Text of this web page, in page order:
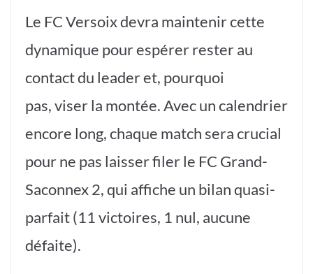
Le FC Versoix devra maintenir cette
dynamique pour espérer rester au
contact du leader et, pourquoi
pas, viser la montée. Avec un calendrier
encore long, chaque match sera crucial
pour ne pas laisser filer le FC Grand-
Saconnex 2, qui affiche un bilan quasi-
parfait (11 victoires, 1 nul, aucune
défaite).